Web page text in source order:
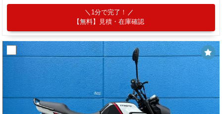
1分で完了！
【無料】見積・在庫確認